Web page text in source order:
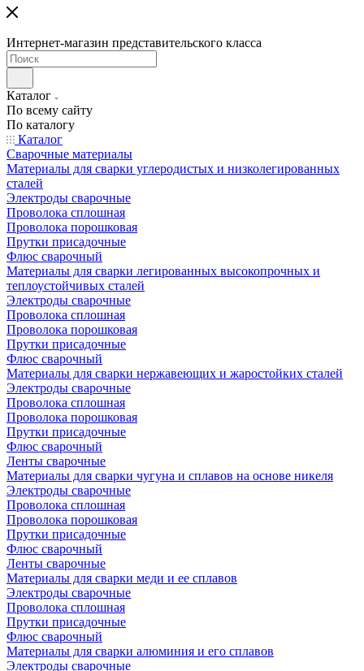
Интернет-магазин представительского класса
Каталог
По всему сайту
По каталогу
Каталог
Сварочные материалы
Материалы для сварки углеродистых и низколегированных
сталей
Электроды сварочные
Проволока сплошная
Проволока порошковая
Прутки присадочные
Флюс сварочный
Материалы для сварки легированных высокопрочных и
теплоустойчивых сталей
Электроды сварочные
Проволока сплошная
Проволока порошковая
Прутки присадочные
Флюс сварочный
Материалы для сварки нержавеющих и жаростойких сталей
Электроды сварочные
Проволока сплошная
Проволока порошковая
Прутки присадочные
Флюс сварочный
Ленты сварочные
Материалы для сварки чугуна и сплавов на основе никеля
Электроды сварочные
Проволока сплошная
Проволока порошковая
Прутки присадочные
Флюс сварочный
Ленты сварочные
Материалы для сварки меди и ее сплавов
Электроды сварочные
Проволока сплошная
Прутки присадочные
Флюс сварочный
Материалы для сварки алюминия и его сплавов
Электроды сварочные